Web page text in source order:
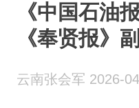
《中国石油
《奉贤报》
云南张会军 2026-